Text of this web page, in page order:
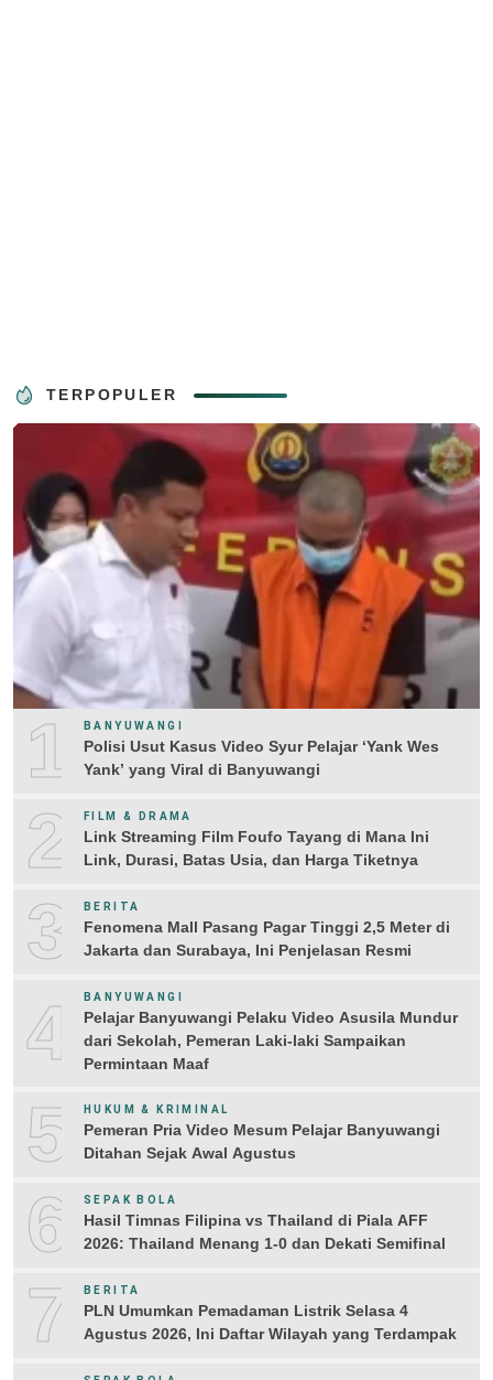
TERPOPULER
1 BANYUWANGI
Polisi Usut Kasus Video Syur Pelajar ‘Yank Wes
Yank’ yang Viral di Banyuwangi
2 FILM & DRAMA
Link Streaming Film Foufo Tayang di Mana Ini
Link, Durasi, Batas Usia, dan Harga Tiketnya
3 BERITA
Fenomena Mall Pasang Pagar Tinggi 2,5 Meter di
Jakarta dan Surabaya, Ini Penjelasan Resmi
4 BANYUWANGI
Pelajar Banyuwangi Pelaku Video Asusila Mundur
dari Sekolah, Pemeran Laki-laki Sampaikan
Permintaan Maaf
5 HUKUM & KRIMINAL
Pemeran Pria Video Mesum Pelajar Banyuwangi
Ditahan Sejak Awal Agustus
6 SEPAK BOLA
Hasil Timnas Filipina vs Thailand di Piala AFF
2026: Thailand Menang 1-0 dan Dekati Semifinal
7 BERITA
PLN Umumkan Pemadaman Listrik Selasa 4
Agustus 2026, Ini Daftar Wilayah yang Terdampak